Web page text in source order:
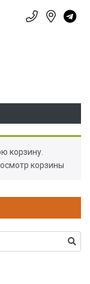
корзину.
корзины